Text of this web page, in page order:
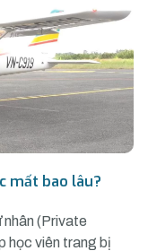
mất bao lâu?
nhân (Private
học viên trang bị